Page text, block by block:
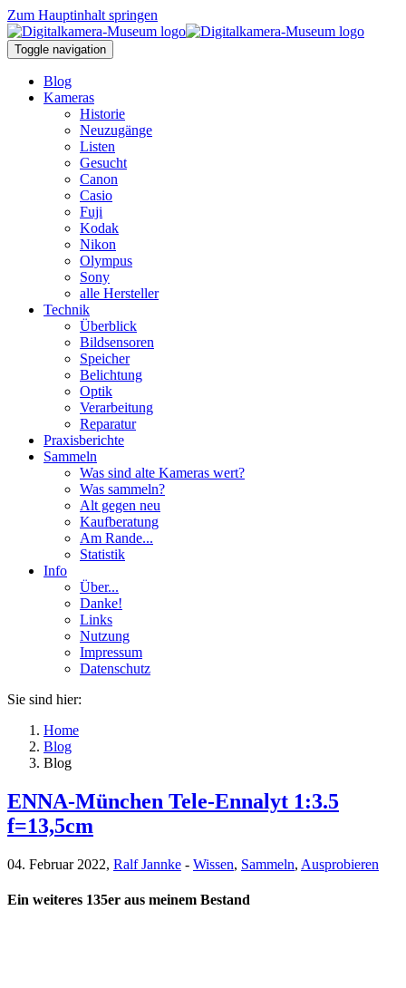
Zum Hauptinhalt springen
Toggle navigation
Blog
Kameras
Historie
Neuzugänge
Listen
Gesucht
Canon
Casio
Fuji
Kodak
Nikon
Olympus
Sony
alle Hersteller
Technik
Überblick
Bildsensoren
Speicher
Belichtung
Optik
Verarbeitung
Reparatur
Praxisberichte
Sammeln
Was sind alte Kameras wert?
Was sammeln?
Alt gegen neu
Kaufberatung
Am Rande...
Statistik
Info
Über...
Danke!
Links
Nutzung
Impressum
Datenschutz
Sie sind hier:
Home
Blog
Blog
ENNA-München Tele-Ennalyt 1:3.5
f=13,5cm
04. Februar 2022, Ralf Jannke - Wissen, Sammeln, Ausprobieren
Ein weiteres 135er aus meinem Bestand